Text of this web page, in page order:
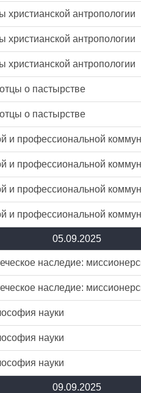
христианской антропологии
христианской антропологии
христианской антропологии
о пастырстве
о пастырстве
и профессиональной
и профессиональной
и профессиональной
и профессиональной
05.09.2025
наследие:
наследие:
науки
науки
науки
09.09.2025